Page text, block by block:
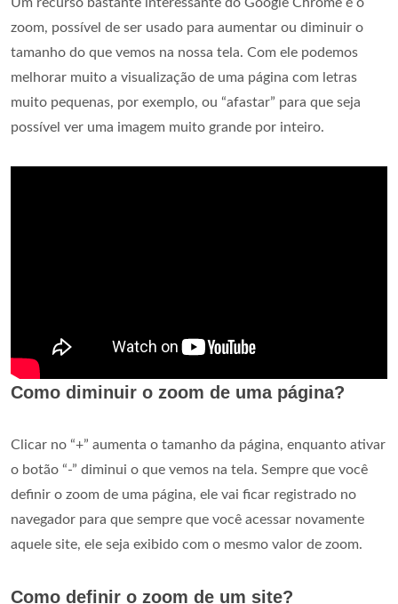
Um recurso bastante interessante do Google Chrome é o
zoom, possível de ser usado para aumentar ou diminuir o
tamanho do que vemos na nossa tela. Com ele podemos
melhorar muito a visualização de uma página com letras
muito pequenas, por exemplo, ou “afastar” para que seja
possível ver uma imagem muito grande por inteiro.
Como diminuir o zoom de uma página?
Clicar no “+” aumenta o tamanho da página, enquanto ativar
o botão “-” diminui o que vemos na tela. Sempre que você
definir o zoom de uma página, ele vai ficar registrado no
navegador para que sempre que você acessar novamente
aquele site, ele seja exibido com o mesmo valor de zoom.
Como definir o zoom de um site?